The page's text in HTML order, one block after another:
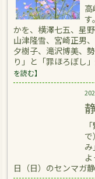
す
かを、横澤七五、星
山津隆雪、宮崎正男
夕樹子、滝沢博美、
り」と「罪ほろぼし
を読む】
み
日（日）のセンマガ